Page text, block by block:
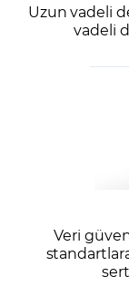
Uzun vadeli
vadeli
Veri